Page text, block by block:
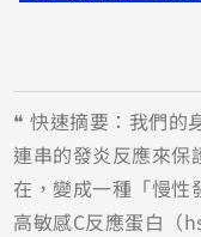
❝ 快速摘要：我們的
連串的發炎反應來保
在，變成一種「慢性
高敏感C反應蛋白（